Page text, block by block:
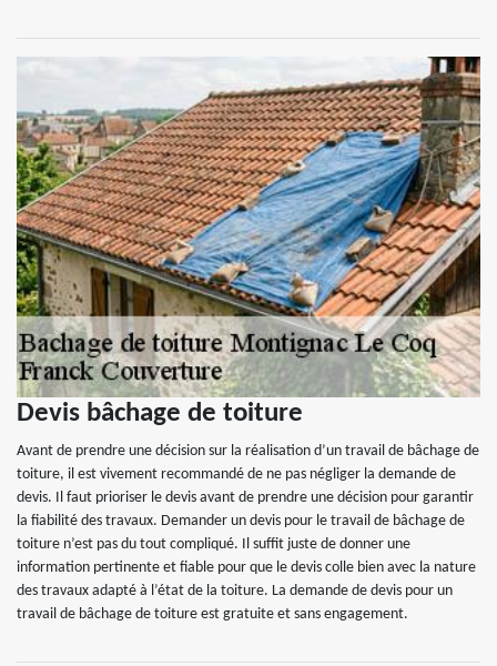
Devis bâchage de toiture
Avant de prendre une décision sur la réalisation d’un travail de bâchage de
toiture, il est vivement recommandé de ne pas négliger la demande de
devis. Il faut prioriser le devis avant de prendre une décision pour garantir
la fiabilité des travaux. Demander un devis pour le travail de bâchage de
toiture n’est pas du tout compliqué. Il suffit juste de donner une
information pertinente et fiable pour que le devis colle bien avec la nature
des travaux adapté à l’état de la toiture. La demande de devis pour un
travail de bâchage de toiture est gratuite et sans engagement.